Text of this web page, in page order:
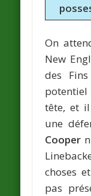
On
New
des
potentiel
tête, et
une
Cooper
choses
pas